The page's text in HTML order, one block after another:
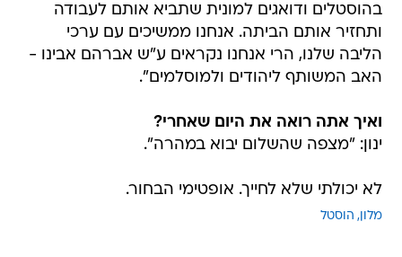
הליבה שלנו, הרי אנחנו נקראים ע"ש אברהם אבינו -
האב המשותף ליהודים ולמוסלמים".
ואיך אתה רואה את היום שאחרי?
לא יכולתי שלא לחייך. אופטימי הבחור.